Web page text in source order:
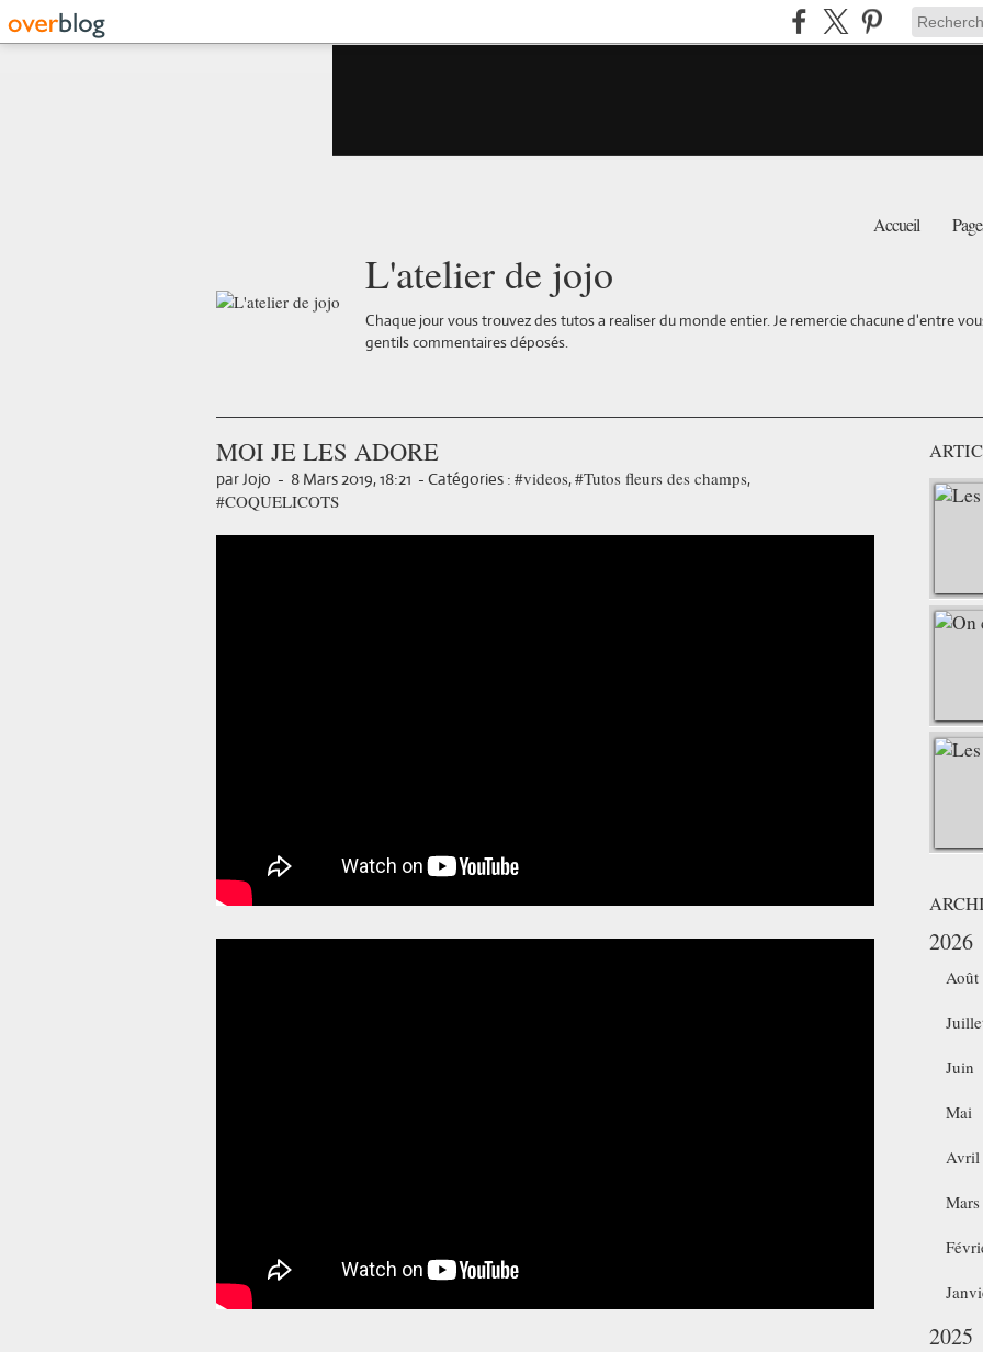
Accueil
L'atelier de jojo
Chaque jour vous trouvez des tutos a realiser du monde entier. Je remercie chacune d'entre
gentils commentaires déposés.
MOI JE LES ADORE
par Jojo - 8 Mars 2019, 18:21 - Catégories : #videos,#Tutos fleurs des champs,
#COQUELICOTS
2026
Août
Juin
Mai
Avril
Mars
2025